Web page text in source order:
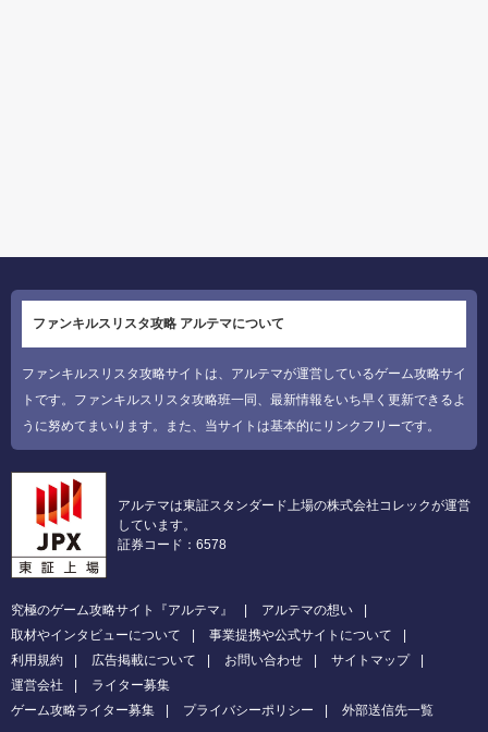
ファンキルスリスタ攻略 アルテマについて
ファンキルスリスタ攻略サイトは、アルテマが運営しているゲーム攻略サイ
トです。ファンキルスリスタ攻略班一同、最新情報をいち早く更新できるよ
うに努めてまいります。また、当サイトは基本的にリンクフリーです。
アルテマは東証スタンダード上場の株式会社コレックが運営
しています。
証券コード：6578
究極のゲーム攻略サイト『アルテマ』
アルテマの想い
取材やインタビューについて
事業提携や公式サイトについて
利用規約
広告掲載について お問い合わせ
サイトマップ
運営会社
ライター募集
ゲーム攻略ライター募集
プライバシーポリシー 外部送信先一覧